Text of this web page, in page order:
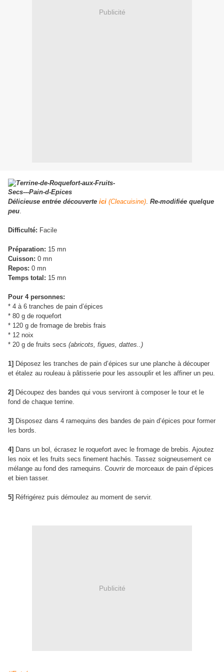
Publicité
Délicieuse entrée découverte ici (Cleacuisine). Re-modifiée quelque
peu.
Difficulté: Facile
Préparation: 15 mn
Cuisson: 0 mn
Repos: 0 mn
Temps total: 15 mn
Pour 4 personnes:
* 4 à 6 tranches de pain d’épices
* 80 g de roquefort
* 120 g de fromage de brebis frais
* 12 noix
* 20 g de fruits secs (abricots, figues, dattes..)
1] Déposez les tranches de pain d’épices sur une planche à découper
et étalez au rouleau à pâtisserie pour les assouplir et les affiner un peu.
2] Découpez des bandes qui vous serviront à composer le tour et le
fond de chaque terrine.
3] Disposez dans 4 ramequins des bandes de pain d’épices pour former
les bords.
4] Dans un bol, écrasez le roquefort avec le fromage de brebis. Ajoutez
les noix et les fruits secs finement hachés. Tassez soigneusement ce
mélange au fond des ramequins. Couvrir de morceaux de pain d’épices
et bien tasser.
5] Réfrigérez puis démoulez au moment de servir.
Publicité